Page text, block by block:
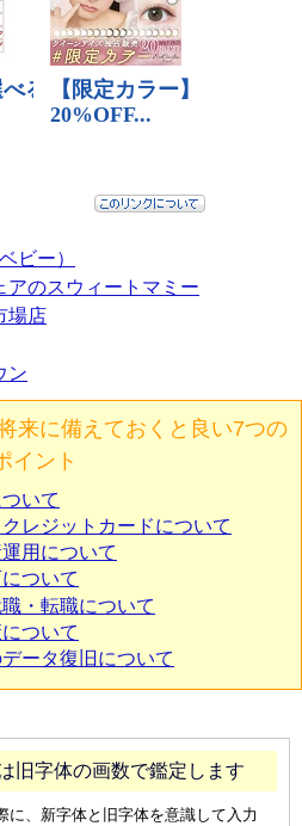
ビー）
アのスウィートマミー
場店
ン
来に備えておくと良い7つの
イント
いて
レジットカードについて
用について
ついて
・転職について
ついて
ータ復旧について
旧字体の画数で鑑定します
に、新字体と旧字体を意識して入力